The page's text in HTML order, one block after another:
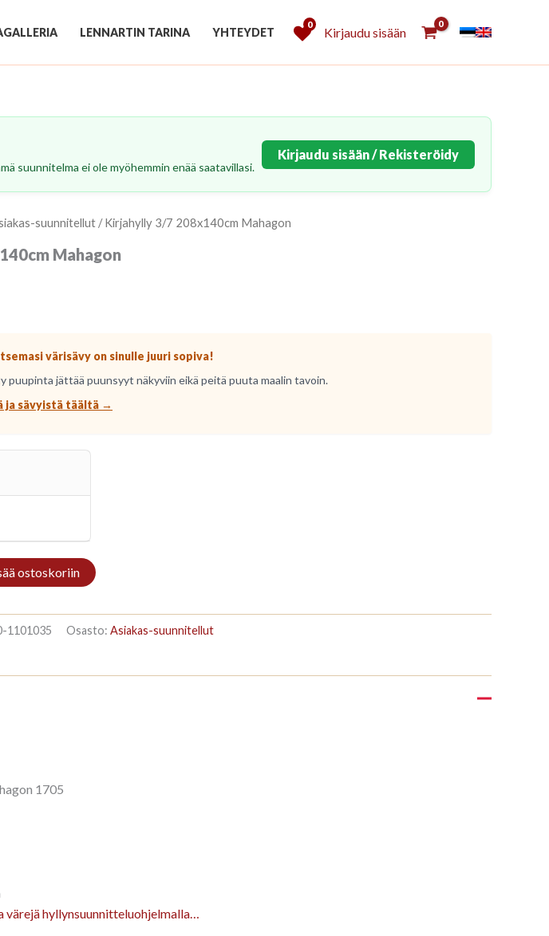
LENNARTIN TARINA YHTEYDET
0
Kirjaudu sisään
suunnitelma ei ole myöhemmin enää saatavillasi.
Kirjaudu sisään / Rekisteröidy
suunnitellut / Kirjahylly 3/7 208x140cm Mahagon
Mahagon
värisävy on sinulle juuri sopiva!
puupinta jättää puunsyyt näkyviin eikä peitä puuta maalin tavoin.
ja sävyistä täältä →
ostoskoriin
1101035 Osasto: Asiakas-suunnitellut
1705
värejä hyllynsuunnitteluohjelmalla…